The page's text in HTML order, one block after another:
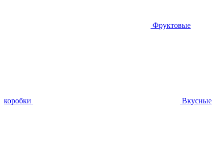
Фруктовые
коробки Вкусные